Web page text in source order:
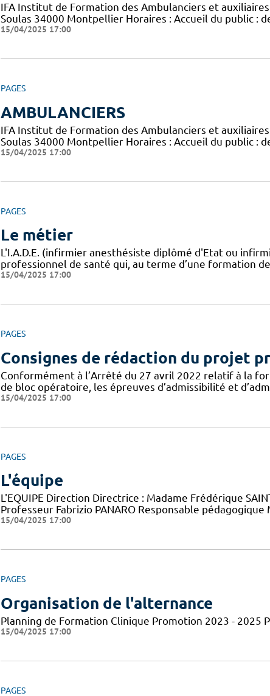
IFA Institut de Formation des Ambulanciers et
Soulas 34000 Montpellier Horaires : Accueil du public :
15/04/2025 17:00
PAGES
AMBULANCIERS
IFA Institut de Formation des Ambulanciers et
Soulas 34000 Montpellier Horaires : Accueil du public :
15/04/2025 17:00
PAGES
Le métier
L'I.A.D.E. (infirmier anesthésiste diplômé d'Etat ou
professionnel de santé qui, au terme d’une formation
15/04/2025 17:00
PAGES
Consignes de rédaction du projet
Conformément à l’Arrêté du 27 avril 2022 relatif à la
de bloc opératoire, les épreuves d’admissibilité et
15/04/2025 17:00
PAGES
L'équipe
L'EQUIPE Direction Directrice : Madame Frédérique
Professeur Fabrizio PANARO Responsable
15/04/2025 17:00
PAGES
Organisation de l'alternance
Planning de Formation Clinique Promotion 2023 - 2025
15/04/2025 17:00
PAGES